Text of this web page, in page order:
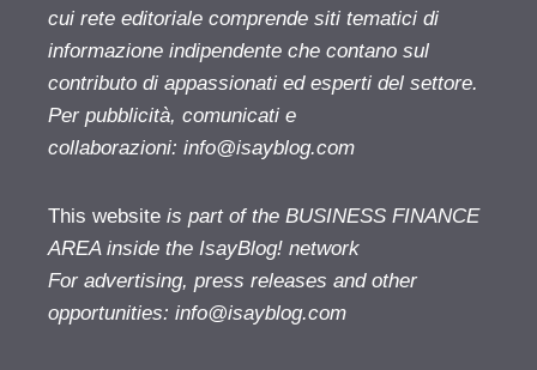
cui rete editoriale comprende siti tematici di
informazione indipendente che contano sul
contributo di appassionati ed esperti del settore.
Per pubblicità, comunicati e
collaborazioni: info@isayblog.com
This website is part of the BUSINESS FINANCE
AREA inside the IsayBlog! network
For advertising, press releases and other
opportunities: info@isayblog.com